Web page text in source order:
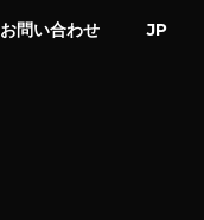
お問い合わせ JP